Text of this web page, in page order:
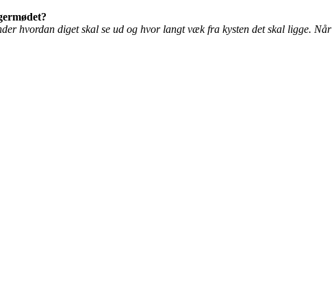
hvordan diget skal se ud og hvor langt væk fra kysten det skal ligge. Når